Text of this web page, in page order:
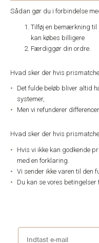
Sådan gør du i forbindelse
Tilføj en bemærkning til
kan købes billigere
Færdiggør din ordre.
Hvad sker der hvis
Det fulde beløb bliver altid
systemer,
Men vi refunderer
Hvad sker der hvis
Hvis vi ikke kan godkende
med en forklaring.
Vi sender ikke varen til den
Du kan se vores betingelser